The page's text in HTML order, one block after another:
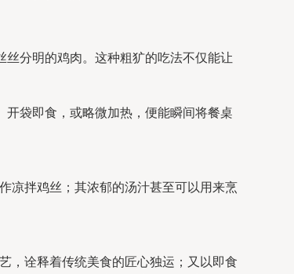
丝分明的鸡肉。这种粗犷的吃法不仅能让
开袋即食，或略微加热，便能瞬间将餐桌
凉拌鸡丝；其浓郁的汤汁甚至可以用来烹
，诠释着传统美食的匠心独运；又以即食